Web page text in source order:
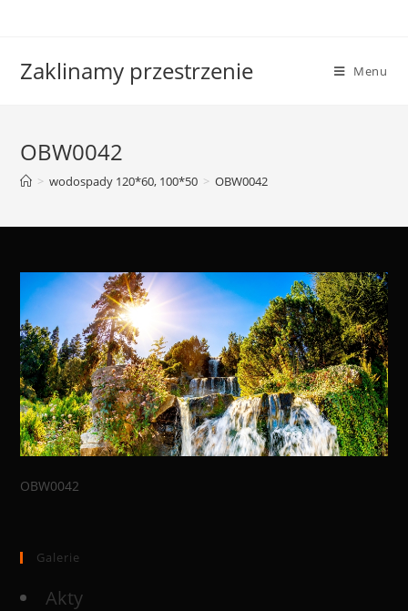
Zaklinamy przestrzenie Menu
OBW0042
> wodospady 120*60, 100*50 > OBW0042
OBW0042
Galerie
Akty